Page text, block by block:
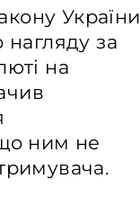
України
нагляду за
на
ним не